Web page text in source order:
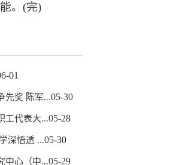
。(完)
01
先奖 陈军...05-30
工代表大...05-28
深悟透 ...05-30
中心（中...05-29